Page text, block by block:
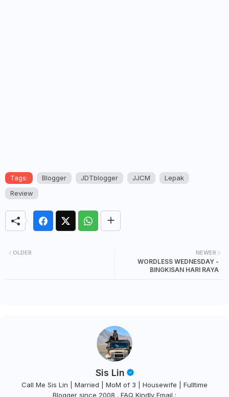
Tags: Blogger JDTblogger JJCM
Lepak
Review
NEWER
WORDLESS WEDNESDAY -
BINGKISAN HARI RAYA
OLDER
Sis Lin
Call Me Sis Lin | Married | MoM of 3 | Housewife | Fulltime
Blogger since 2008 . FAQ Kindly Email :